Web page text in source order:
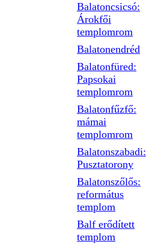
Balatoncsicsó:
Árokfői
templomrom
Balatonendréd
Balatonfüred:
Papsokai
templomrom
Balatonfűzfő:
mámai
templomrom
Balatonszabadi:
Pusztatorony
Balatonszőlős:
református
templom
Balf erődített
templom